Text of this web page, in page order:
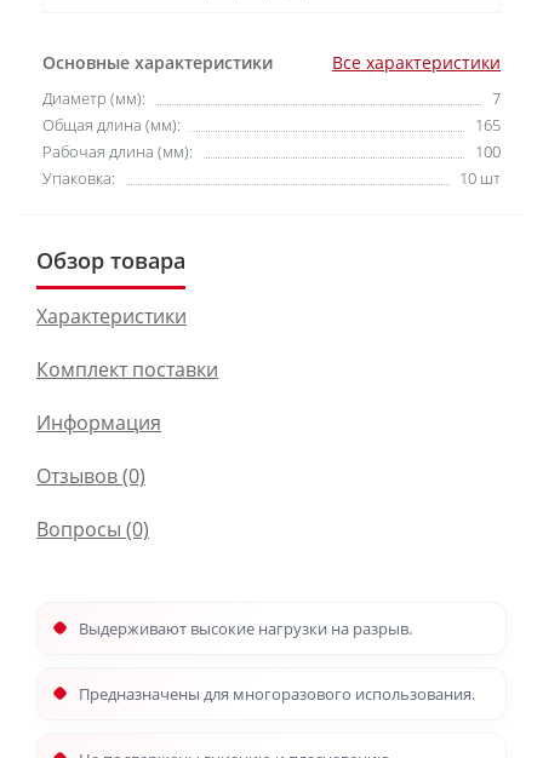
Основные характеристики Все характеристики
Диаметр (мм):
7
Общая длина (мм):
165
Рабочая длина (мм):
100
Упаковка:
10 шт
Обзор товара
Характеристики
Комплект поставки
Информация
Отзывов (0)
Вопросы (0)
Выдерживают высокие нагрузки на разрыв.
Предназначены для многоразового использования.